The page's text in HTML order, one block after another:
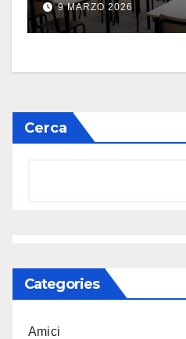
9 MARZO 2026
Cerca
Categories
Amici